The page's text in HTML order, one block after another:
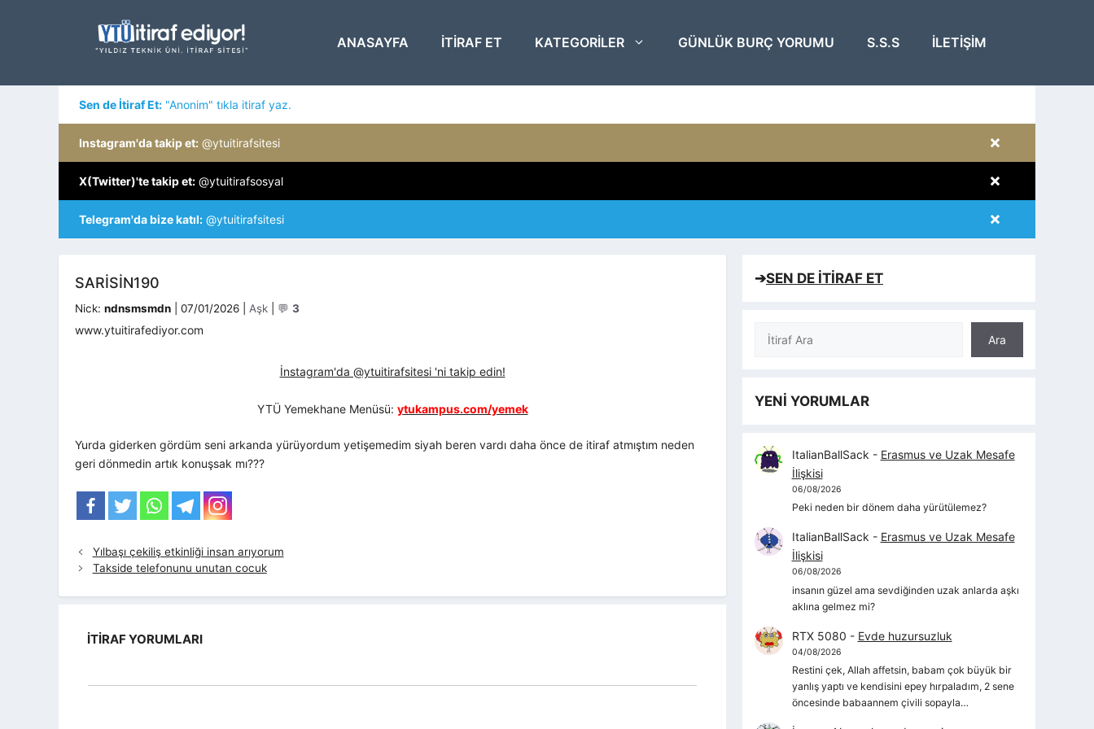
ANASAYFA ITIRAF ET KATEGORILER GÜNLÜK BURÇ YORUMU S.S.S İLETIŞIM
Sen de İtiraf Et: "Anonim" tıkla itiraf yaz.
×
Instagram'da takip et: @ytuitirafsitesi
×
X(Twitter)'te takip et: @ytuitirafsosyal
×
Telegram'da bize katıl: @ytuitirafsitesi
SARISIN190
Nick: ndnsmsmdn 07/01/2026 Kategoriler
Aşk 💬 3
www.ytuitirafediyor.com
İnstagram'da @ytuitirafsitesi 'ni takip edin!
YTÜ Yemekhane Menüsü: ytukampus.com/yemek
Yurda giderken gördüm seni arkanda yürüyordum yetişemedim siyah beren vardı daha önce de itiraf atmıştım neden
geri dönmedin artık konuşsak mı???
Yılbaşı çekiliş etkinliği insan arıyorum
Takside telefonunu unutan cocuk
İTIRAF YORUMLARI
➔SEN DE İTİRAF ET
Ara
Ara
YENİ YORUMLAR
ItalianBallSack - Erasmus ve Uzak Mesafe
İlişkisi
06/08/2026
Peki neden bir dönem daha yürütülemez?
ItalianBallSack - Erasmus ve Uzak Mesafe
İlişkisi
06/08/2026
insanın güzel ama sevdiğinden uzak anlarda aşkı
aklına gelmez mi?
RTX 5080 - Evde huzursuzluk
04/08/2026
Restini çek, Allah affetsin, babam çok büyük bir
yanlış yaptı ve kendisini epey hırpaladım, 2 sene
öncesinde babaannem çivili sopayla…